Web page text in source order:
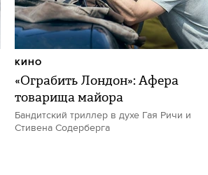
«Ограбить Лондон»: Афера
товарища майора
Бандитский триллер в духе Гая Ричи и
Стивена Содерберга
КИНО